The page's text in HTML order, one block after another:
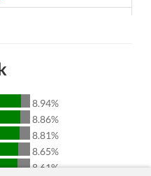
51' Touro
36' Sagitário
29°54'
8.94%
8.86%
8.81%
8.65%
8.61%